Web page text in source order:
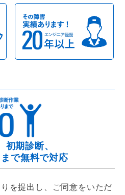
初期診断、
で無料で対応
を提出し、ご同意をいただ